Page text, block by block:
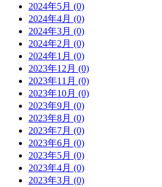
2024年5月 (0)
2024年4月 (0)
2024年3月 (0)
2024年2月 (0)
2024年1月 (0)
2023年12月 (0)
2023年11月 (0)
2023年10月 (0)
2023年9月 (0)
2023年8月 (0)
2023年7月 (0)
2023年6月 (0)
2023年5月 (0)
2023年4月 (0)
2023年3月 (0)